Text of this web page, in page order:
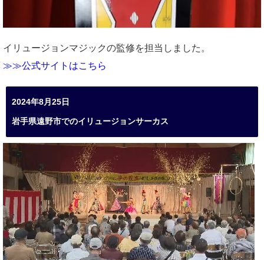
イリュージョンマジックの監修を担当しました。
≫≫公式サイトはこちら
2024年8月25日
岩手県遠野市でのイリュージョンサーカス